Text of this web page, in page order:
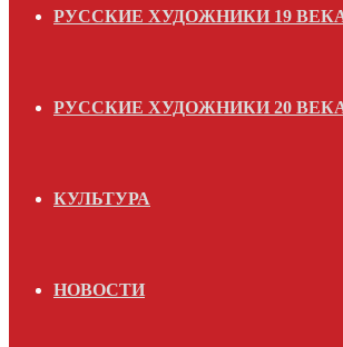
РУССКИЕ ХУДОЖНИКИ 19
РУССКИЕ ХУДОЖНИКИ 20
КУЛЬТУРА
НОВОСТИ